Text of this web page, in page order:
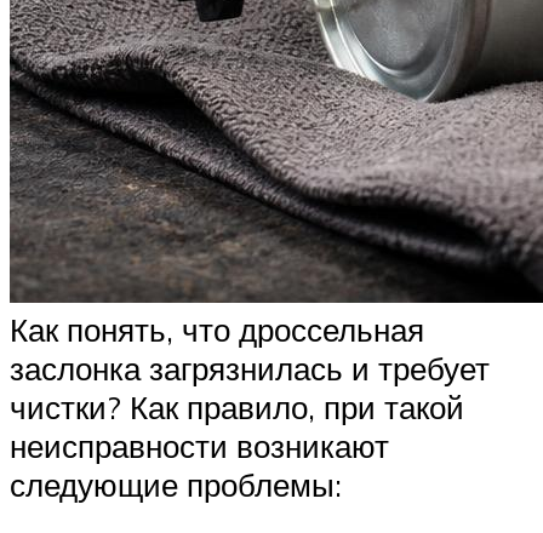
Как понять, что дроссельная
заслонка загрязнилась и требует
чистки? Как правило, при такой
неисправности возникают
следующие проблемы: